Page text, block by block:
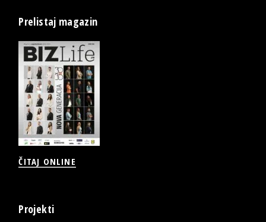
Prelistaj magazin
ČITAJ ONLINE
Projekti